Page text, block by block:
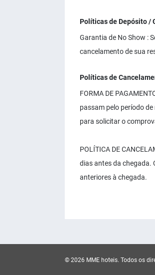
Políticas de Depósito /
Garantia de No Show :
cancelamento de sua
Políticas de
FORMA DE
passam pelo período
para solicitar o
POLÍTICA DE
dias antes da chegada.
anteriores à chegada.
© 2026 MME hoteis. Todos os